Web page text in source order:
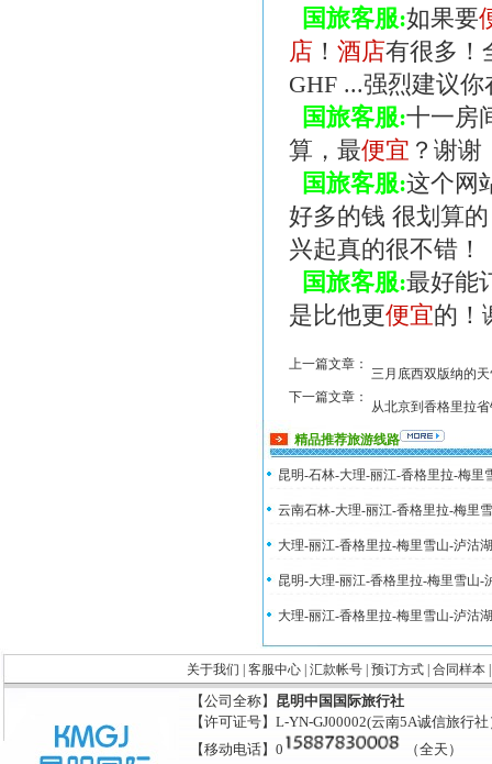
国旅客服:如果要
店 ！ 酒店有很多！
GHF ...强烈建议
国旅客服:十一房
算，最便宜 ？谢
国旅客服:这个网
好多的钱 很划算
兴起真的很不错！
国旅客服:最好能
是比他更便宜的！
上一篇文章： 三月底西双版纳的
下一篇文章： 从北京到香格里拉
精品推荐旅游线路
昆明-石林-大理-丽江-香格里拉-梅里
云南石林-大理-丽江-香格里拉-梅里
大理-丽江-香格里拉-梅里雪山-泸沽
昆明-大理-丽江-香格里拉-梅里雪山-
大理-丽江-香格里拉-梅里雪山-泸沽
关于我们 客服中心| 汇款帐号| 预订方式| 合同样本
【公司全称】 昆明中国国际旅行社
【许可证号】L-YN-GJ00002(云南5A诚信旅行社
【移动电话】0
（全天）